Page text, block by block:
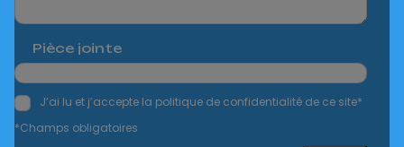
Pièce jointe
Ajouter
J’ai lu et j’accepte la politique de confidentialité de ce site*
*Champs obligatoires